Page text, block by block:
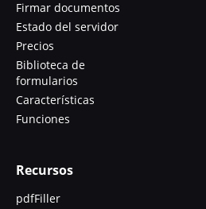
Firmar documentos
Estado del servidor
Precios
Biblioteca de
formularios
Características
Funciones
Recursos
pdfFiller